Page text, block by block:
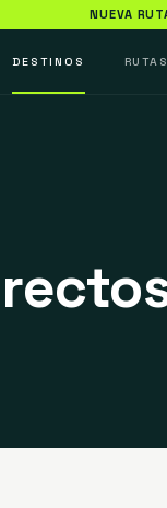
NUEVA
DESTINOS RUTAS